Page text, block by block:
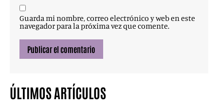
Guarda mi nombre, correo electrónico y web en este
navegador para la próxima vez que comente.
ÚLTIMOS ARTÍCULOS